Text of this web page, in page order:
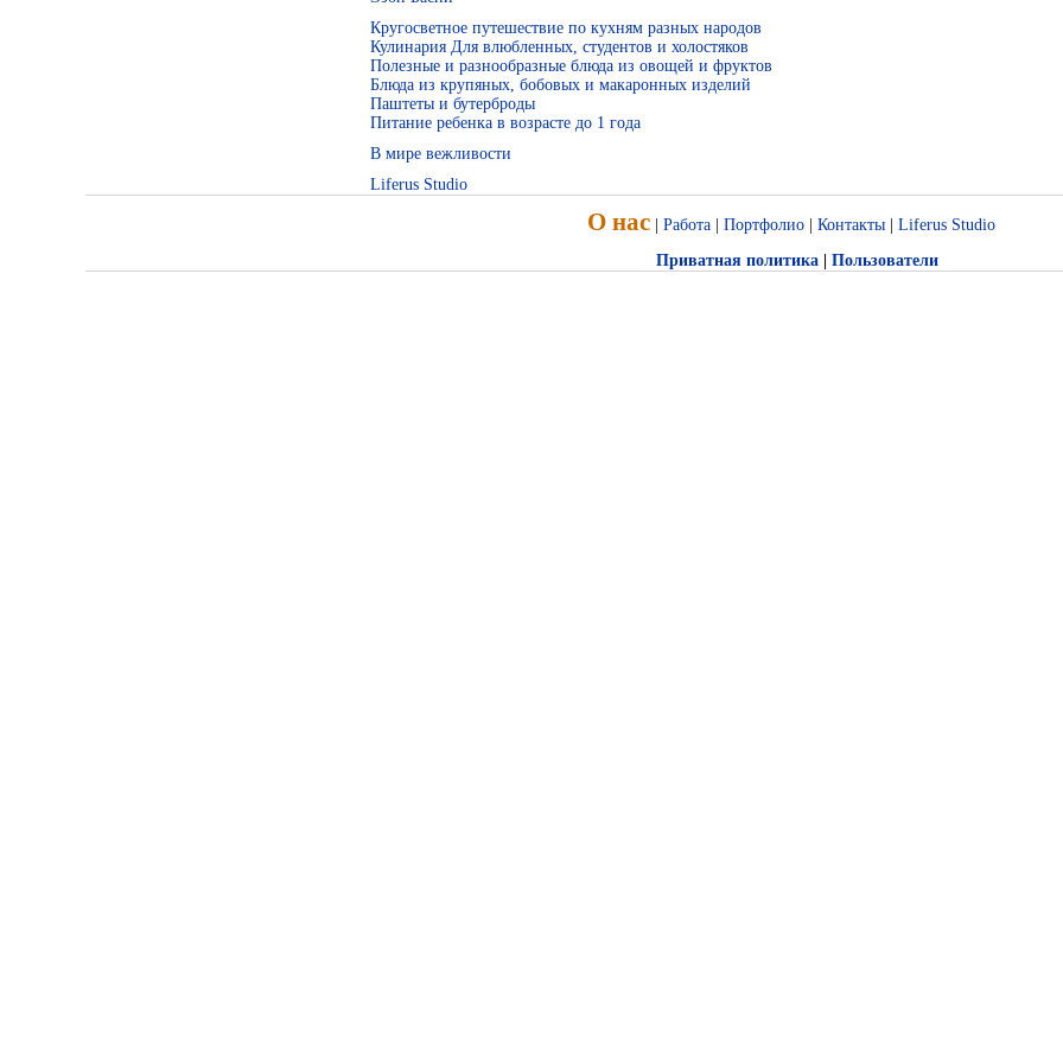
Кругосветное путешествие по кухням разных народов
Кулинария Для влюбленных, студентов и холостяков
Полезные и разнообразные блюда из овощей и фруктов
Блюда из крупяных, бобовых и макаронных изделий
Паштеты и бутерброды
Питание ребенка в возрасте до 1 года
В мире вежливости
Liferus Studio
О нас | Работа | Портфолио | Контакты | Liferus Studio
Приватная политика | Пользователи